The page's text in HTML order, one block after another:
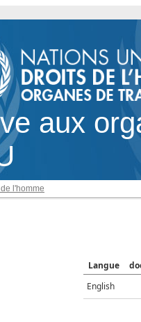
aux
l'homme
Langue
English